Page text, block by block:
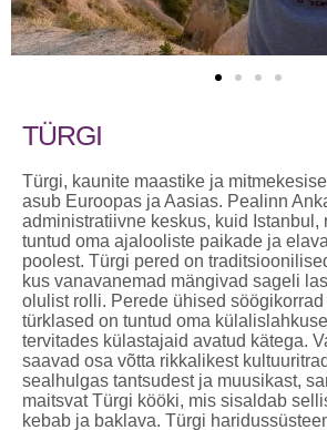
TÜRGI
Türgi, kaunite maastike ja
asub Euroopas ja Aasias. Pealinn
administratiivne keskus, kuid Istanbul,
tuntud oma ajalooliste paikade ja
poolest. Türgi pered on
kus vanavanemad mängivad sageli
olulist rolli. Perede ühised
türklased on tuntud oma
tervitades külastajaid avatud kätega.
saavad osa võtta rikkalikest
sealhulgas tantsudest ja muusikast,
maitsvat Türgi kööki, mis sisaldab
kebab ja baklava. Türgi